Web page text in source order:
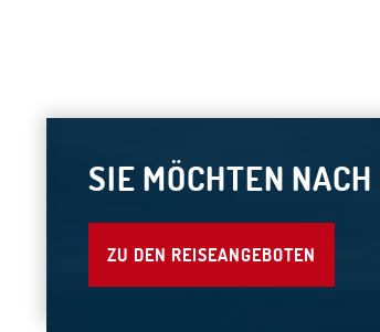
SIE MÖCHTEN
ZU DEN REISEANGEBOTEN